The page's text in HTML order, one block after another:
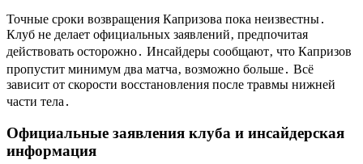
Точные сроки возвращения Капризова пока неизвестны․
Клуб не делает официальных заявлений‚ предпочитая
действовать осторожно․ Инсайдеры сообщают‚ что Капризов
пропустит минимум два матча‚ возможно больше․ Всё
зависит от скорости восстановления после травмы нижней
части тела․
Официальные заявления клуба и инсайдерская
информация